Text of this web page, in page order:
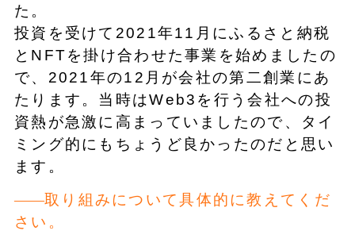
た。
投資を受けて2021年11月にふるさと納税
とNFTを掛け合わせた事業を始めましたの
で、2021年の12月が会社の第二創業にあ
たります。当時はWeb3を行う会社への投
資熱が急激に高まっていましたので、タイ
ミング的にもちょうど良かったのだと思い
ます。
取り組みについて具体的に教えてくだ
さい。